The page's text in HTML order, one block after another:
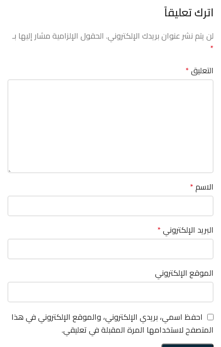
اترك تعليقاً
لن يتم نشر عنوان بريدك الإلكتروني. الحقول الإلزامية مشار إليها بـ
*
التعليق*
الاسم*
البريد الإلكتروني*
الموقع الإلكتروني
احفظ اسمي، بريدي الإلكتروني، والموقع الإلكتروني في هذا
المتصفح لاستخدامها المرة المقبلة في تعليقي.